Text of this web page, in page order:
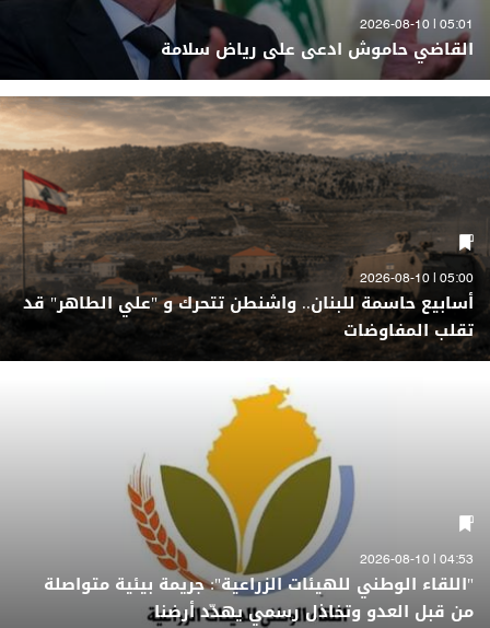
05:01 | 2026-08-10
القاضي حاموش ادعى على رياض سلامة
05:00 | 2026-08-10
أسابيع حاسمة للبنان.. واشنطن تتحرك و "علي الطاهر" قد
تقلب المفاوضات
04:53 | 2026-08-10
"اللقاء الوطني للهيئات الزراعية": جريمة بيئية متواصلة
من قبل العدو وتخاذل رسمي يهدّد أرضنا